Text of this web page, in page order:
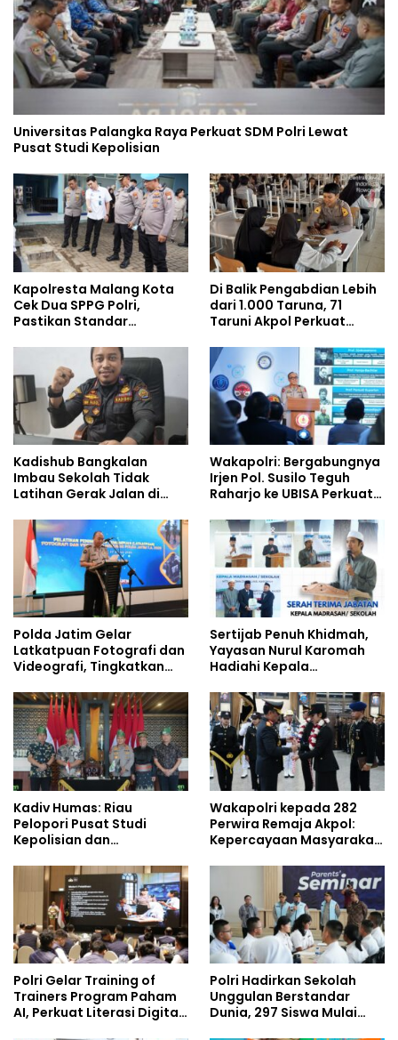
Universitas Palangka Raya Perkuat SDM Polri Lewat
Pusat Studi Kepolisian
Kapolresta Malang Kota
Cek Dua SPPG Polri,
Pastikan Standar
Pengelolaan Limbah
Berjalan Optimal
Di Balik Pengabdian Lebih
dari 1.000 Taruna, 71
Taruni Akpol Perkuat
Siswa Sekolah Rakyat
Kadishub Bangkalan
Imbau Sekolah Tidak
Latihan Gerak Jalan di
Wakapolri: Bergabungnya
Irjen Pol. Susilo Teguh
Raharjo ke UBISA Perkuat
Studi Kepolisian
Polda Jatim Gelar
Latkatpuan Fotografi dan
Videografi, Tingkatkan
Era Digital
Sertijab Penuh Khidmah,
Yayasan Nurul Karomah
Hadiahi Kepala
Umrah
Kadiv Humas: Riau
Pelopori Pusat Studi
Kepolisian dan
Policing Masuki Babak
Wakapolri kepada 282
Perwira Remaja Akpol:
Kepercayaan Masyarakat
Polri Gelar Training of
Trainers Program Paham
AI, Perkuat Literasi Digital
Polri Hadirkan Sekolah
Unggulan Berstandar
Dunia, 297 Siswa Mulai